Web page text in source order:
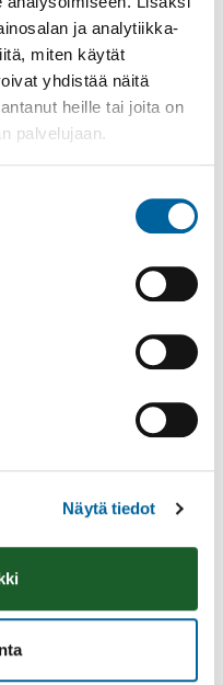
ja analytiikka-
miten käytät
yhdistää näitä
heille tai joita on
palvelujaan.
Näytä tiedot
aukioloaikana